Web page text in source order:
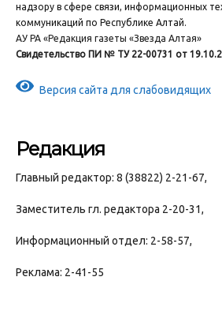
надзору в сфере связи, информационных
коммуникаций по Республике Алтай.
АУ РА «Редакция газеты «Звезда Алтая»
Свидетельство ПИ № ТУ 22-00731 от
Версия сайта для слабовидящих
Редакция
Главный редактор: 8 (38822) 2-21-67,
Заместитель гл. редактора 2-20-31,
Информационный отдел: 2-58-57,
Реклама: 2-41-55